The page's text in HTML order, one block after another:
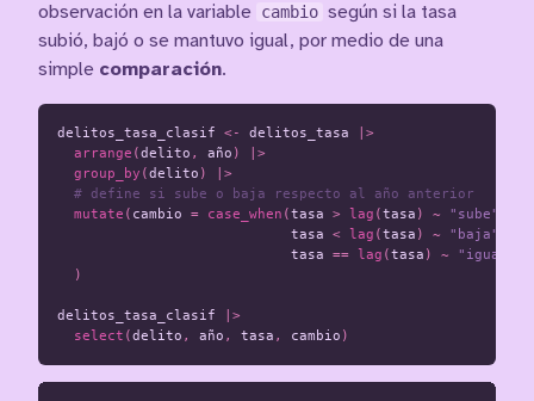
observación en la variable
cambio según si la tasa
subió, bajó o se mantuvo igual, por medio de una
simple comparación.
delitos_tasa_clasif <- delitos_tasa
|>
arrange (delito , año )
|>
group_by (delito )
|>
# define si sube o baja respecto al año anterior
mutate ( cambio = case_when (tasa > lag (tasa ) ~ "sube"
tasa < lag (tasa ) ~ "baja"
tasa == lag (tasa ) ~ "igual"
)
delitos_tasa_clasif
|>
select (delito , año , tasa , cambio )